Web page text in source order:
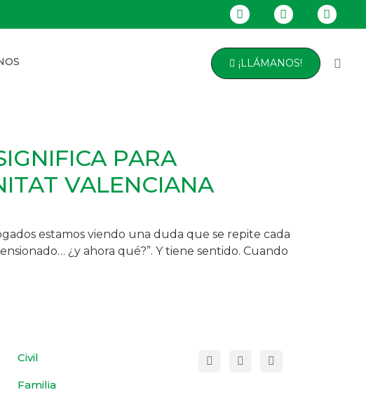
¡LLÁMANOS!
PARA
VALENCIANA
estamos viendo una duda que se repite cada
¿y ahora qué?”. Y tiene sentido. Cuando
Civil
Familia